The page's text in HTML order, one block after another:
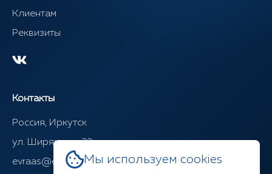
Клиентам
Реквизиты
Контакты
Россия, Иркутск
ул. Ширямова, 22
evraas@evraasgr.ruМы используем cookies